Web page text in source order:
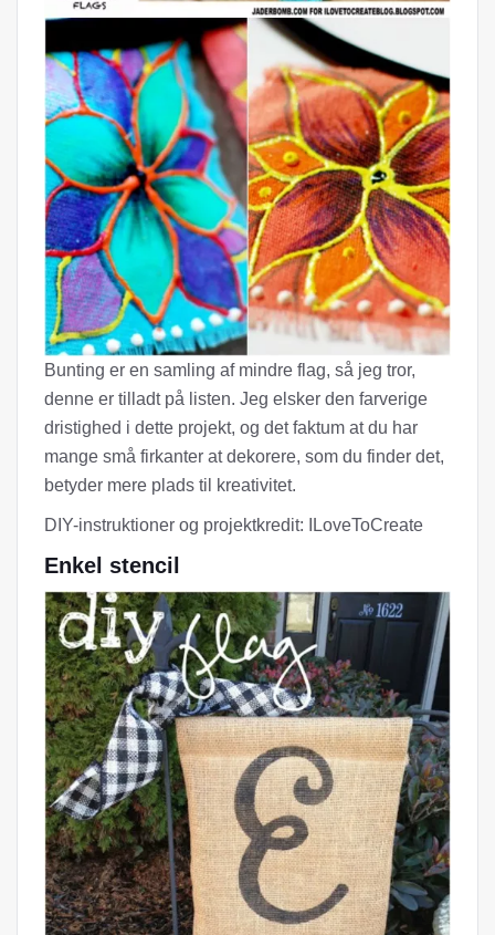
Bunting er en samling af mindre flag, så jeg tror, ​​
denne er tilladt på listen. Jeg elsker den farverige
dristighed i dette projekt, og det faktum at du har
mange små firkanter at dekorere, som du finder det,
betyder mere plads til kreativitet.
DIY-instruktioner og projektkredit: ILoveToCreate
Enkel stencil